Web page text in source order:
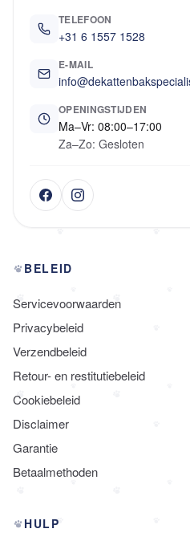
TELEFOON
+31 6 1557 1528
E-MAIL
OPENINGSTIJDEN
Ma–Vr: 08:00–17:00
Za–Zo: Gesloten
BELEID
Servicevoorwaarden
Privacybeleid
Verzendbeleid
Retour- en restitutiebeleid
Cookiebeleid
Disclaimer
Garantie
Betaalmethoden
HULP